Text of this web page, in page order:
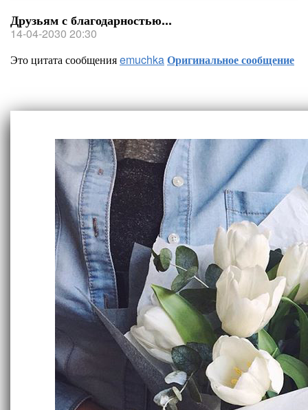
Друзьям с благодарностью...
14-04-2030 20:30
Это цитата сообщенияemuchkaОригинальное сообщение